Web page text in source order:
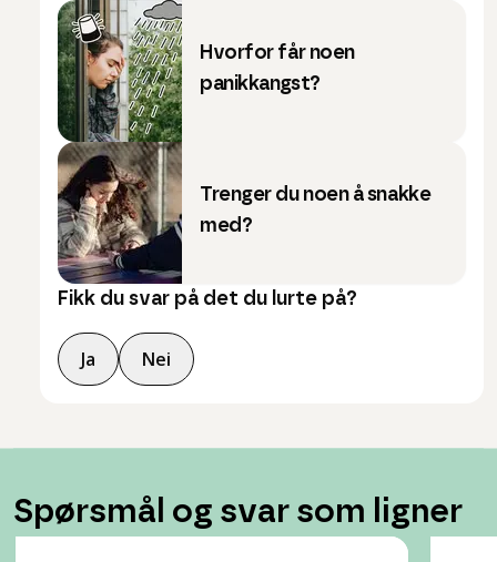
Hvorfor får noen
panikkangst?
Trenger du noen å snakke
med?
Fikk du svar på det du lurte på?
Ja Nei
Spørsmål og svar som ligner